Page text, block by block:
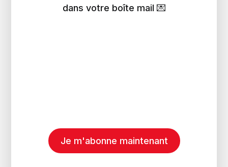
dans votre boîte mail 💌
Je m'abonne maintenant